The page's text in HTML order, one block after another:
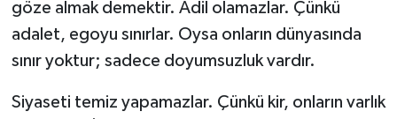
göze almak demektir. Adil olamazlar. Çünkü
adalet, egoyu sınırlar. Oysa onların dünyasında
sınır yoktur; sadece doyumsuzluk vardır.
Siyaseti temiz yapamazlar. Çünkü kir, onların varlık